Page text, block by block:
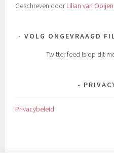
Geschreven doorLilian van Ooijen
VOLG ONGEVRAAGD
Twitter feed is op dit
Privacybeleid